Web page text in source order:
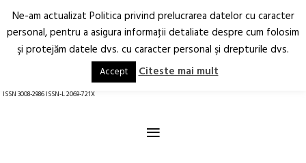
Arhitectură.
Oraș.
RO EN
ISSN 3008-2986 ISSN-L 2069-721X
≡
Ne-am actualizat Politica privind prelucrarea datelor cu caracter
personal, pentru a asigura informaţii detaliate despre cum folosim
şi protejăm datele dvs. cu caracter personal şi drepturile dvs.
Accept Citeste mai mult